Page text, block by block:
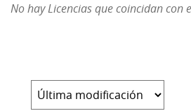
No hay Licencias que coincidan con